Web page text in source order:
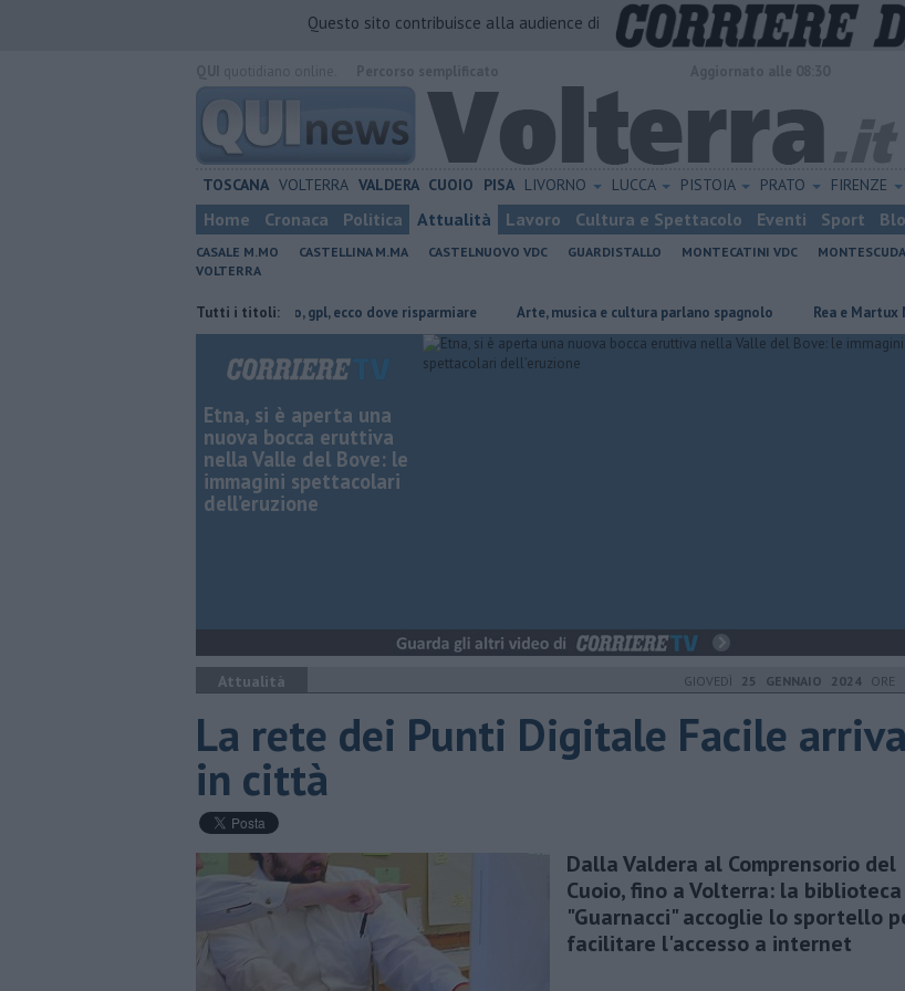
Questo sito contribuisce alla audience di
TOSCANA VOLTERRA VALDERA CUOIO PISA LIVORNO LUCCA PISTOIA PRATO FIRENZE
Home Cronaca Politica Attualità Lavoro Cultura e Spettacolo Eventi Sport
CASALE M.MO CASTELLINA M.MA CASTELNUOVO VDC GUARDISTALLO MONTECATINI VDC
VOLTERRA
Tutti i titoli:
​Benzina, gasolio, gpl, ecco dove risparmiare Arte, musica e cultura parlano spagnolo Rea e Martux M
Etna, si è aperta una
nuova bocca eruttiva
nella Valle del Bove: le
immagini spettacolari
dell’eruzione
Attualità GIOVEDÌ 25 GENNAIO 2024 ORE
La rete dei Punti Digitale Facile arriva
in città
Dalla Valdera al Comprensorio del
Cuoio, fino a Volterra: la biblioteca
"Guarnacci" accoglie lo sportello
facilitare l'accesso a internet